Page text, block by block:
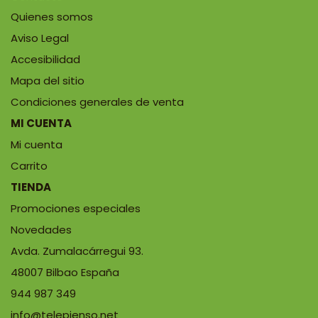
Quienes somos
Aviso Legal
Accesibilidad
Mapa del sitio
Condiciones generales de venta
MI CUENTA
Mi cuenta
Carrito
TIENDA
Promociones especiales
Novedades
Avda. Zumalacárregui 93.
48007 Bilbao España
944 987 349
info@telepienso.net